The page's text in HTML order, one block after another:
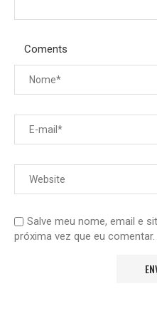
Coments
Salve meu nome, email e
próxima vez que eu comentar.